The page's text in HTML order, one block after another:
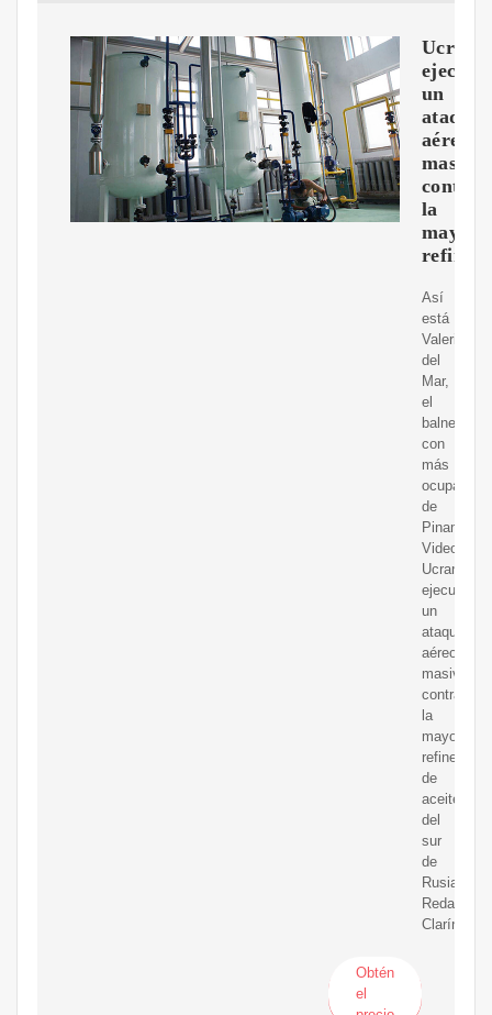
ejecutó
un
ataque
aéreo
masivo
contra
la
mayor
Así
está
Valeria
del
Mar,
el
balneario
con
más
ocupación
de
Pinamar
Video
Ucrania
ejecutó
un
ataque
aéreo
masivo
contra
la
mayor
refinería
de
aceite
del
sur
de
Rusia
Redacción
Clarín
Obtén
el